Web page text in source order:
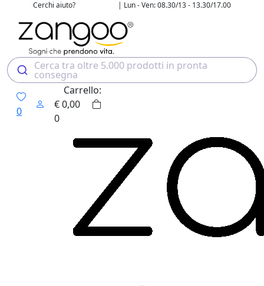
Cerchi aiuto? | Lun - Ven: 08.30/13 - 13.30/17.00
Cerca tra oltre 5.000 prodotti in pronta
consegna
0
Carrello:
€0,00
0